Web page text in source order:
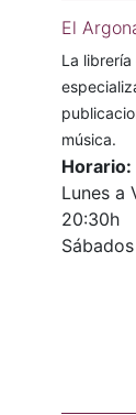
El
La
música.
Horario:
Lunes a
20:30h